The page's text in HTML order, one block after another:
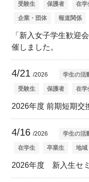
受験生 保護者 在学
企業・団体 報道関係
「新入女子学生歓迎
催しました。
4/21 /2026 学生の活
受験生 保護者 在学
2026年度 前期短期交
4/16 /2026 学生の活
在学生 卒業生 地域
2026年度 新入生セ